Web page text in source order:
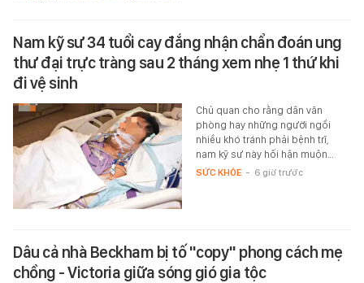
Nam kỹ sư 34 tuổi cay đắng nhận chẩn đoán ung
thư đại trực tràng sau 2 tháng xem nhẹ 1 thứ khi
đi vệ sinh
Chủ quan cho rằng dân văn
phòng hay những người ngồi
nhiều khó tránh phải bệnh trĩ,
nam kỹ sư này hối hận muộn…
SỨC KHỎE - 6 giờ trước
Dâu cả nhà Beckham bị tố "copy" phong cách mẹ
chồng - Victoria giữa sóng gió gia tộc